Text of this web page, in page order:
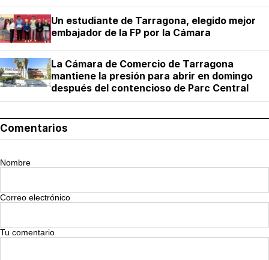
Un estudiante de Tarragona, elegido mejor
embajador de la FP por la Cámara
La Cámara de Comercio de Tarragona
mantiene la presión para abrir en domingo
después del contencioso de Parc Central
Comentarios
Nombre
Correo electrónico
Tu comentario